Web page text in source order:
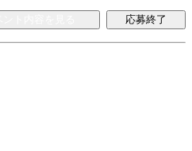
応募終了